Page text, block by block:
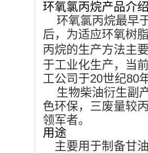
环氧氯丙烷产品介绍
环氧氯丙烷最早
后，为适应环氧树
丙烷的生产方法主
于工业化生产，当
工公司于20世纪80
生物柴油衍生副
色环保，三废量较
领军者。
用途
主要用于制备甘